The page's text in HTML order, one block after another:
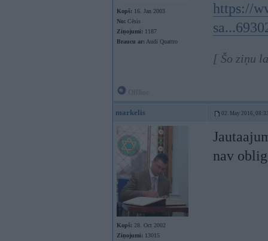
Kopš: 16. Jan 2003
No: Cēsis
Ziņojumi: 1187
Braucu ar: Audi Quattro
https://
[ Šo ziņu
markelis 02. May 2016,
Kopš: 28. Oct 2002
Ziņojumi: 13015
nav